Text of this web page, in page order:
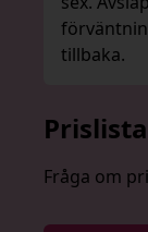
tillbaka.
Prislista
Fråga om